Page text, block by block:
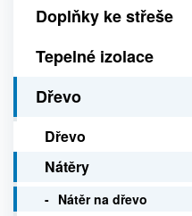
Doplňky ke střeše
Tepelné izolace
Dřevo
Dřevo
Nátěry
Nátěr na dřevo